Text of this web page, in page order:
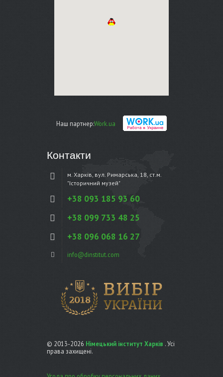
Наш партнер:Work.ua
Контакти
м. Харків, вул. Римарська, 18, ст.м.
"Історичний музей"
+38 093 185 93 60
+38 099 733 48 25
+38 096 068 16 27
info@dinstitut.com
© 2013-2026 Німецький інститут Харків . Усі
права захищені.